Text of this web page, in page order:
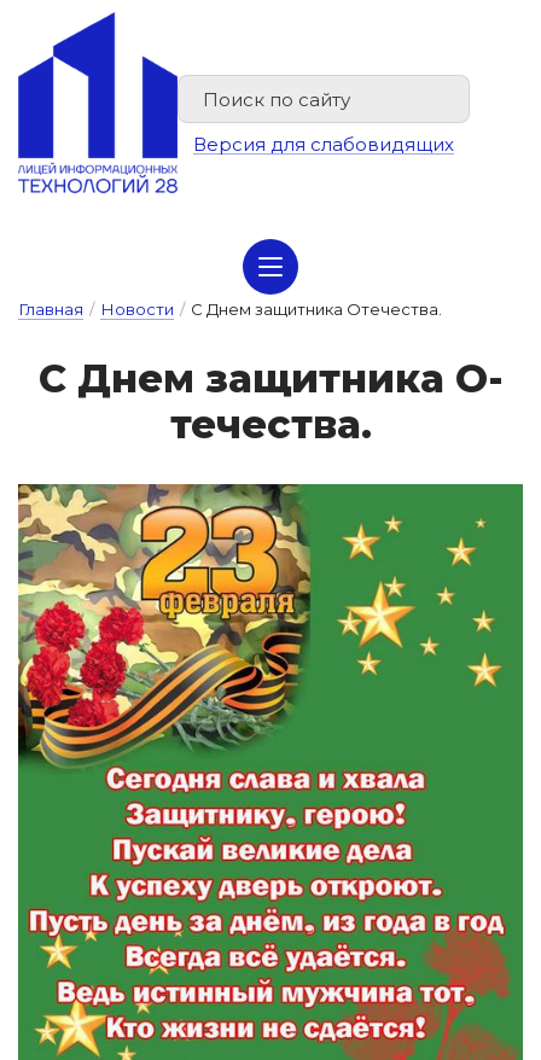
Версия для слабовидящих
Главная / Новости / С Днем защитника Отечества.
С Днем за­щит­ни­ка О­
те­чес­тва.